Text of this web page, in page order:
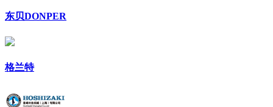
东贝DONPER
格兰特